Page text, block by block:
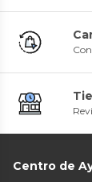
Centro de